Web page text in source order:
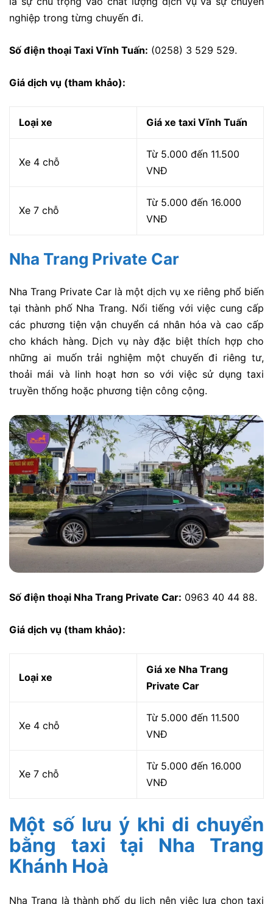
nghiệp trong từng chuyến đi.
Số điện thoại Taxi Vĩnh Tuấn: (0258) 3 529 529.
Giá dịch vụ (tham khảo):
Loại xe Giá xe taxi Vĩnh Tuấn
Xe 4 chỗ
Từ 5.000 đến 11.500
VNĐ
Xe 7 chỗ
Từ 5.000 đến 16.000
VNĐ
Nha Trang Private Car
Nha Trang Private Car là một dịch vụ xe riêng phổ biến
tại thành phố Nha Trang. Nổi tiếng với việc cung cấp
các phương tiện vận chuyển cá nhân hóa và cao cấp
cho khách hàng. Dịch vụ này đặc biệt thích hợp cho
những ai muốn trải nghiệm một chuyến đi riêng tư,
thoải mái và linh hoạt hơn so với việc sử dụng taxi
truyền thống hoặc phương tiện công cộng.
Số điện thoại Nha Trang Private Car: 0963 40 44 88.
Giá dịch vụ (tham khảo):
Loại xe
Giá xe Nha Trang
Private Car
Xe 4 chỗ
Từ 5.000 đến 11.500
VNĐ
Xe 7 chỗ
Từ 5.000 đến 16.000
VNĐ
Một số lưu ý khi di chuyển
bằng taxi tại Nha Trang
Khánh Hoà
Nha Trang là thành phố du lịch nên việc lựa chọn taxi